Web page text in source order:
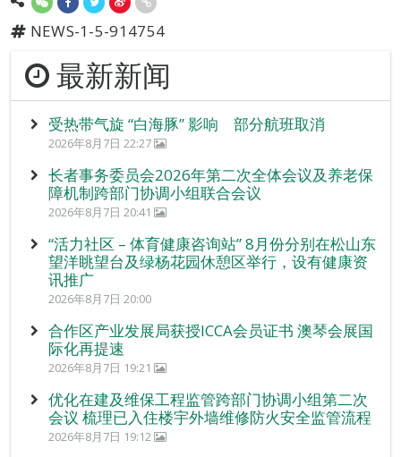
NEWS-1-5-914754
最新新闻
受热带气旋 “白海豚” 影响 部分航班取消
2026年8月7日 22:27
长者事务委员会2026年第二次全体会议及养老保
障机制跨部门协调小组联合会议
2026年8月7日 20:41
“活力社区 – 体育健康咨询站” 8月份分别在松山东
望洋眺望台及绿杨花园休憩区举行，设有健康资
讯推广
2026年8月7日 20:00
合作区产业发展局获授ICCA会员证书 澳琴会展国
际化再提速
2026年8月7日 19:21
优化在建及维保工程监管跨部门协调小组第二次
会议 梳理已入住楼宇外墙维修防火安全监管流程
2026年8月7日 19:12